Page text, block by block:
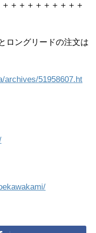
＋＋＋＋＋＋＋＋＋
ロングリードの注文は
archives/51958607.ht